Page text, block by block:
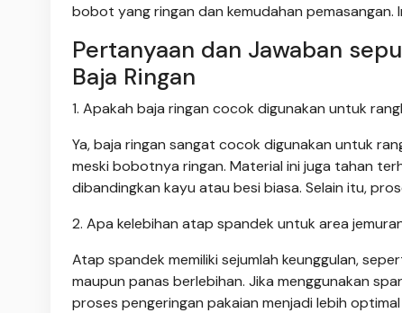
bobot yang ringan dan kemudahan pemasangan.
Pertanyaan dan Jawaban
Baja Ringan
1. Apakah baja ringan cocok digunakan untuk
Ya, baja ringan sangat cocok digunakan untuk
meski bobotnya ringan. Material ini juga tahan
dibandingkan kayu atau besi biasa. Selain itu,
2. Apa kelebihan atap spandek untuk area
Atap spandek memiliki sejumlah keunggulan,
maupun panas berlebihan. Jika menggunakan
proses pengeringan pakaian menjadi lebih